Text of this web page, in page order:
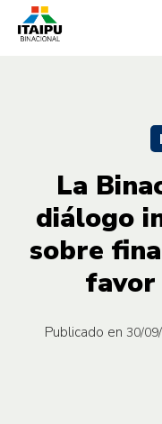
La
diálogo
sobre
favor
Publicado en 30/